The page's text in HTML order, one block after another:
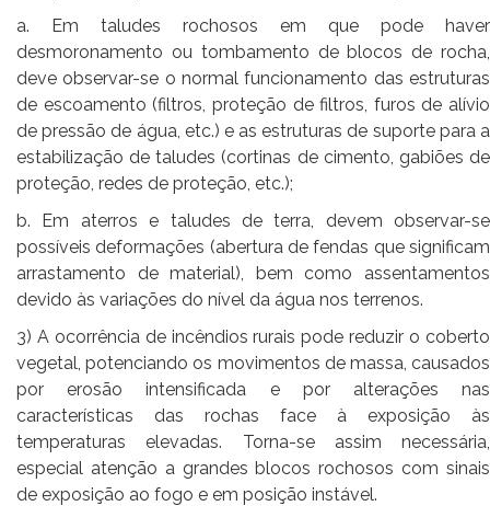
a. Em taludes rochosos em que pode haver
desmoronamento ou tombamento de blocos de rocha,
deve observar-se o normal funcionamento das estruturas
de escoamento (filtros, proteção de filtros, furos de alívio
de pressão de água, etc.) e as estruturas de suporte para a
estabilização de taludes (cortinas de cimento, gabiões de
proteção, redes de proteção, etc.);
b. Em aterros e taludes de terra, devem observar-se
possíveis deformações (abertura de fendas que significam
arrastamento de material), bem como assentamentos
devido às variações do nível da água nos terrenos.
3) A ocorrência de incêndios rurais pode reduzir o coberto
vegetal, potenciando os movimentos de massa, causados
por erosão intensificada e por alterações nas
características das rochas face à exposição às
temperaturas elevadas. Torna-se assim necessária,
especial atenção a grandes blocos rochosos com sinais
de exposição ao fogo e em posição instável.